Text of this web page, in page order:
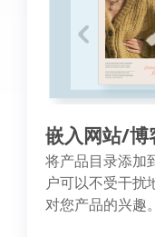
嵌入网站/博
将产品目录添加
户可以不受干扰
对您产品的兴趣。